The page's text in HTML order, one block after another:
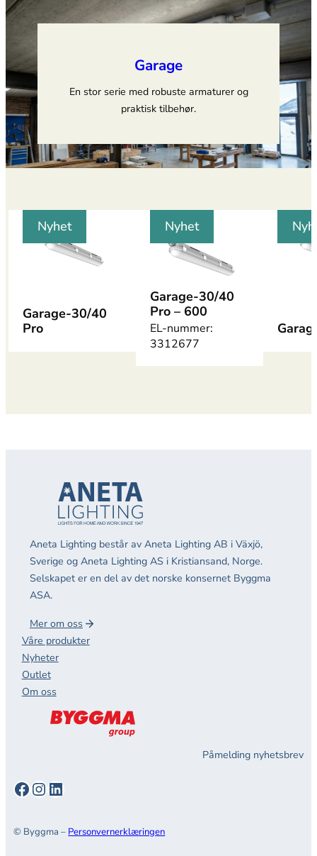
Garage
En stor serie med robuste armaturer og
praktisk tilbehør.
Nyhet
Garage-30/40
Pro
Nyhet
Garage-30/40
Pro – 600
EL-nummer:
3312677
Aneta Lighting består av Aneta Lighting AB i Växjö,
Sverige og Aneta Lighting AS i Kristiansand, Norge.
Selskapet er en del av det norske konsernet Byggma
ASA.
Mer om oss
Våre produkter
Nyheter
Outlet
Om oss
Påmelding nyhetsbrev
Facebook
Instagram
LinkedIn
© Byggma – Personvernerklæringen